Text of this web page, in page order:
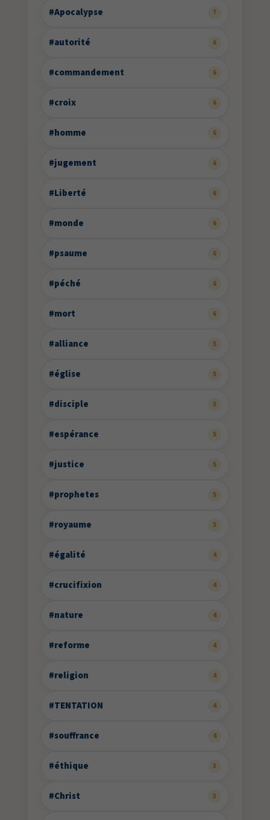
#Apocalypse 7
#autorité 6
#commandement 6
#croix 6
#homme 6
#jugement 6
#Liberté 6
#monde 6
#psaume 6
#péché 6
#mort 6
#alliance 5
#église 5
#disciple 5
#espérance 5
#justice 5
#prophetes 5
#royaume 5
#égalité 4
#crucifixion 4
#nature 4
#reforme 4
#religion 4
#TENTATION 4
#souffrance 4
#éthique 3
#Christ 3